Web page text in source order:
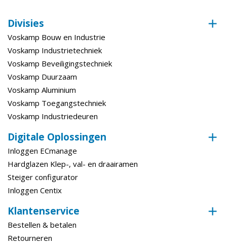
Divisies
Voskamp Bouw en Industrie
Voskamp Industrietechniek
Voskamp Beveiligingstechniek
Voskamp Duurzaam
Voskamp Aluminium
Voskamp Toegangstechniek
Voskamp Industriedeuren
Digitale Oplossingen
Inloggen ECmanage
Hardglazen Klep-, val- en draairamen
Steiger configurator
Inloggen Centix
Klantenservice
Bestellen & betalen
Retourneren